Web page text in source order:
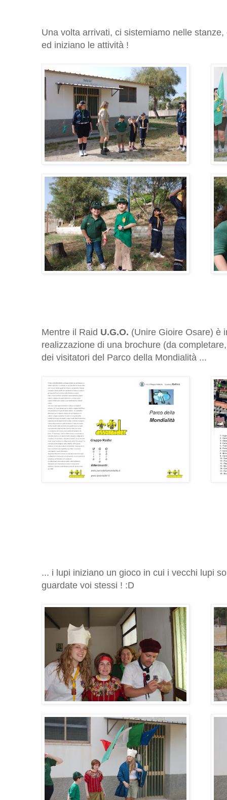
Una volta arrivati, ci sistemiamo nelle
ed iniziano le attività !
Mentre il Raid U.G.O. (Unire Gioire Osare) è
realizzazione di una brochure (da
dei visitatori del Parco della Mondialità ...
... i lupi iniziano un gioco in cui i vecchi lupi
guardate voi stessi ! :D